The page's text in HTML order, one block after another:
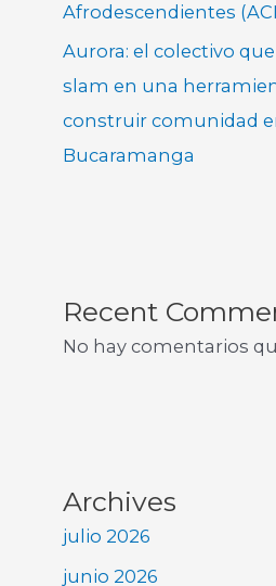
Afrodescendientes
Aurora: el colectivo
slam en una
construir comunidad
Bucaramanga
Recent
No hay comentarios
Archives
julio 2026
junio 2026